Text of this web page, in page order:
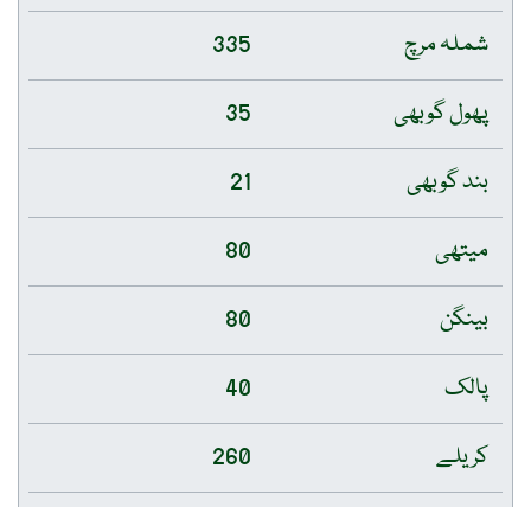
شملہ مرچ
335
پھول گوبھی
35
بند گوبھی
21
میتھی
80
بینگن
80
پالک
40
کریلے
260